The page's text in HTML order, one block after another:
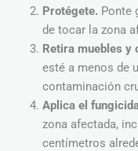
Protégete. Ponte
de tocar la zona
Retira muebles y
esté a menos de
contaminación
Aplica el
zona afectada,
centímetros